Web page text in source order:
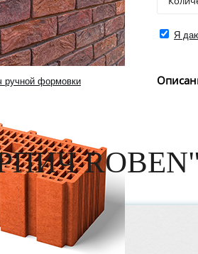
ручной формовки
Я